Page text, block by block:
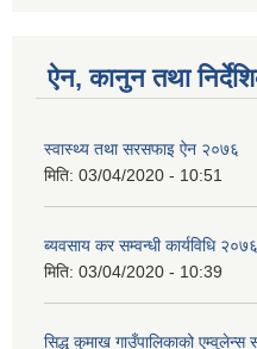
ऐन, कानुन तथा
स्वास्थ्य तथा सरसफाइ ऐन २०७६
मिति: 03/04/2020 - 10:51
ब्यवसाय कर सम्वन्धी कार्यविधि २०७६
मिति: 03/04/2020 - 10:39
सिद्ध कुमाख गाउँपालिकाको एम्वुलेन्स